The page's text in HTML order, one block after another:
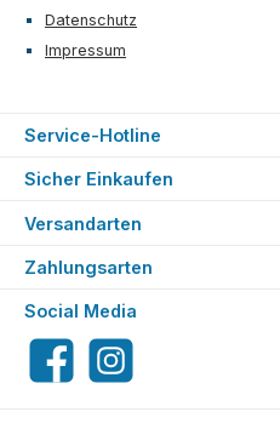
Datenschutz
Impressum
Service-Hotline
Sicher Einkaufen
Versandarten
Zahlungsarten
Social Media
FacebookInstagram